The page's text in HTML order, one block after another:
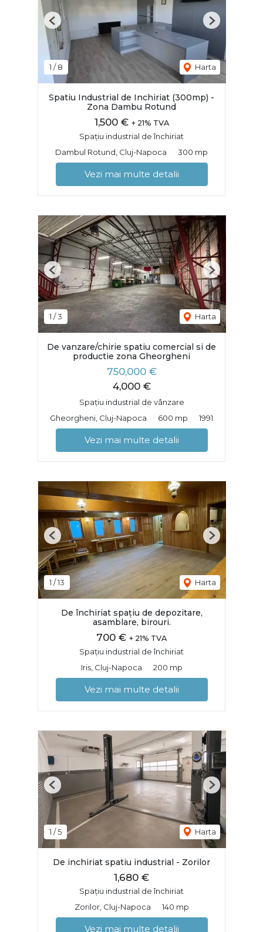
1 /8 Harta
Previous Next
Spatiu Industrial de Inchiriat (300mp) -
Zona Dambu Rotund
1,500 € + 21% TVA
Spațiu industrial de închiriat
Dambul Rotund, Cluj-Napoca
300 mp
Vezi mai multe detalii
1 /3 Harta
Previous Next
De vanzare/chirie spatiu comercial si de
productie zona Gheorgheni
750,000 €
4,000 €
Spațiu industrial de vânzare
Gheorgheni, Cluj-Napoca
600 mp 1991
Vezi mai multe detalii
1 /13 Harta
Previous Next
De închiriat spațiu de depozitare,
asamblare, birouri.
700 € + 21% TVA
Spațiu industrial de închiriat
Iris, Cluj-Napoca
200 mp
Vezi mai multe detalii
1 /5 Harta
Previous Next
De inchiriat spatiu industrial - Zorilor
1,680 €
Spațiu industrial de închiriat
Zorilor, Cluj-Napoca
140 mp
Vezi mai multe detalii